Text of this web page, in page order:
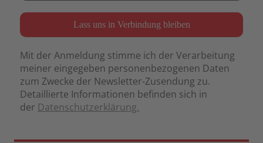
Mit der Anmeldung stimme ich der Verarbeitung
meiner eingegeben personenbezogenen Daten
zum Zwecke der Newsletter-Zusendung zu.
Detaillierte Informationen befinden sich in
der Datenschutzerklärung.